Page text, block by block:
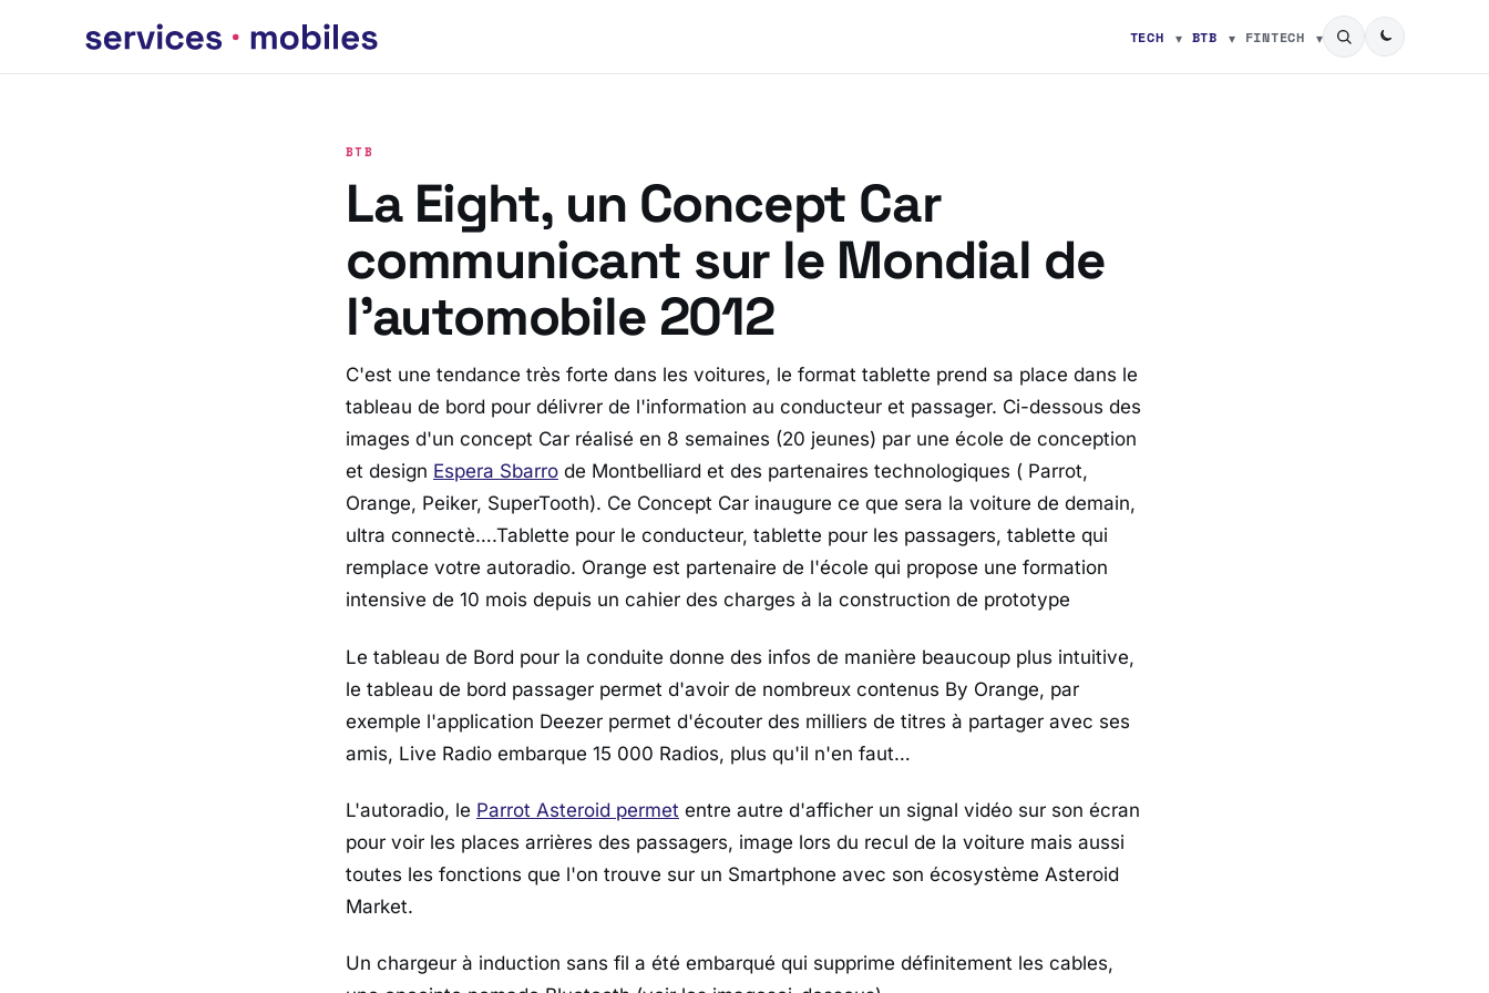
TECH BTB FINTECH
BTB
La Eight, un Concept Car
communicant sur le Mondial de
l’automobile 2012
C'est une tendance très forte dans les voitures, le format tablette prend sa place dans le
tableau de bord pour délivrer de l'information au conducteur et passager. Ci-dessous des
images d'un concept Car réalisé en 8 semaines (20 jeunes) par une école de conception
et design Espera Sbarro de Montbelliard et des partenaires technologiques ( Parrot,
Orange, Peiker, SuperTooth). Ce Concept Car inaugure ce que sera la voiture de demain,
ultra connectè….Tablette pour le conducteur, tablette pour les passagers, tablette qui
remplace votre autoradio. Orange est partenaire de l'école qui propose une formation
intensive de 10 mois depuis un cahier des charges à la construction de prototype
Le tableau de Bord pour la conduite donne des infos de manière beaucoup plus intuitive,
le tableau de bord passager permet d'avoir de nombreux contenus By Orange, par
exemple l'application Deezer permet d'écouter des milliers de titres à partager avec ses
amis, Live Radio embarque 15 000 Radios, plus qu'il n'en faut…
L'autoradio, le Parrot Asteroid permet entre autre d'afficher un signal vidéo sur son écran
pour voir les places arrières des passagers, image lors du recul de la voiture mais aussi
toutes les fonctions que l'on trouve sur un Smartphone avec son écosystème Asteroid
Market.
Un chargeur à induction sans fil a été embarqué qui supprime définitement les cables,